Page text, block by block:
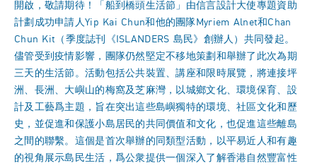
開啟，敬請期待！「船到橋頭生活節」由信言設計大使專題資助
計劃成功申請人Yip Kai Chun和他的團隊Myriem Alnet和Chan
Chun Kit（季度誌刊《ISLANDERS 島民》創辦人）共同發起。
儘管受到疫情影響，團隊仍然堅定不移地策劃和舉辦了此次為期
三天的生活節。活動包括公共裝置、講座和限時展覽，將連接坪
洲、長洲、大嶼山的梅窩及芝麻灣，以城鄉文化、環境保育、設
計及工藝爲主題，旨在突出這些島嶼獨特的環境、社區文化和歷
史，並促進和保護小島居民的共同價值和文化，也促進這些離島
之間的聯繫。這個是首次舉辦的同類型活動，以平易近人和有趣
的視角展示島民生活，爲公衆提供一個深入了解香港自然豐富性